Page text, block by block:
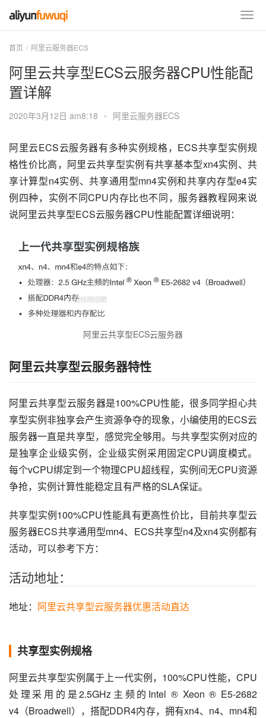
首页 阿里云服务器ECS
阿里云共享型ECS云服务器CPU性能配
置详解
2020年3月12日 am8:18 • 阿里云服务器ECS
阿里云ECS云服务器有多种实例规格，ECS共享型实例规
格性价比高，阿里云共享型实例有共享基本型xn4实例、共
享计算型n4实例、共享通用型mn4实例和共享内存型e4实
例四种，实例不同CPU内存比也不同，服务器教程网来说
说阿里云共享型ECS云服务器CPU性能配置详细说明：
阿里云共享型ECS云服务器
阿里云共享型云服务器特性
阿里云共享型云服务器是100%CPU性能，很多同学担心共
享型实例非独享会产生资源争夺的现象，小编使用的ECS云
服务器一直是共享型，感觉完全够用。与共享型实例对应的
是独享企业级实例，企业级实例采用固定CPU调度模式。
每个vCPU绑定到一个物理CPU超线程，实例间无CPU资源
争抢，实例计算性能稳定且有严格的SLA保证。
共享型实例100%CPU性能具有更高性价比，目前共享型云
服务器ECS共享通用型mn4、ECS共享型n4及xn4实例都有
活动，可以参考下方：
活动地址：
地址： 阿里云共享型云服务器优惠活动直达
共享型实例规格
阿里云共享型实例属于上一代实例，100%CPU性能，CPU
处理采用的是2.5GHz主频的Intel ® Xeon ® E5-2682
v4（Broadwell），搭配DDR4内存，拥有xn4、n4、mn4和